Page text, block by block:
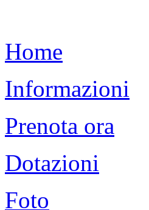
Home
Informazioni
Prenota ora
Dotazioni
Foto